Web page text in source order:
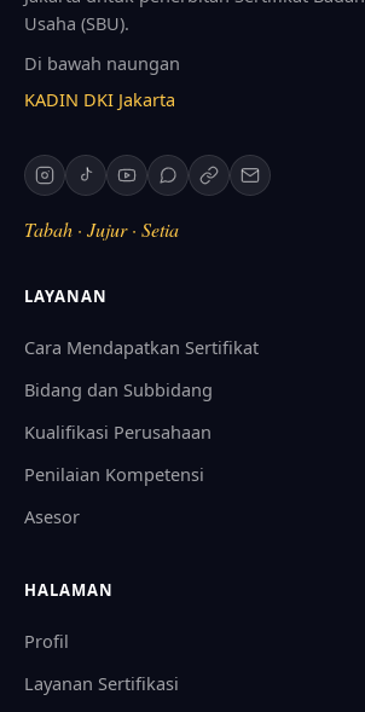
Usaha (SBU).
Di bawah naungan
KADIN DKI Jakarta
Tabah · Jujur · Setia
LAYANAN
Cara Mendapatkan Sertifikat
Bidang dan Subbidang
Kualifikasi Perusahaan
Penilaian Kompetensi
Asesor
HALAMAN
Profil
Layanan Sertifikasi